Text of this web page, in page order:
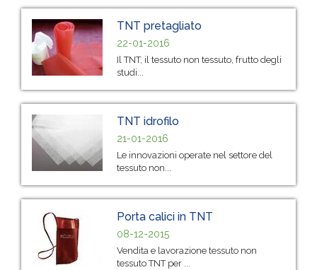
TNT pretagliato
22-01-2016
Il TNT, il tessuto non tessuto, frutto degli
studi...
TNT idrofilo
21-01-2016
Le innovazioni operate nel settore del
tessuto non...
Porta calici in TNT
08-12-2015
Vendita e lavorazione tessuto non
tessuto TNT per ...